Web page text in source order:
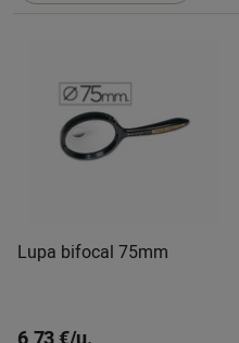
Lupa bifocal 75mm